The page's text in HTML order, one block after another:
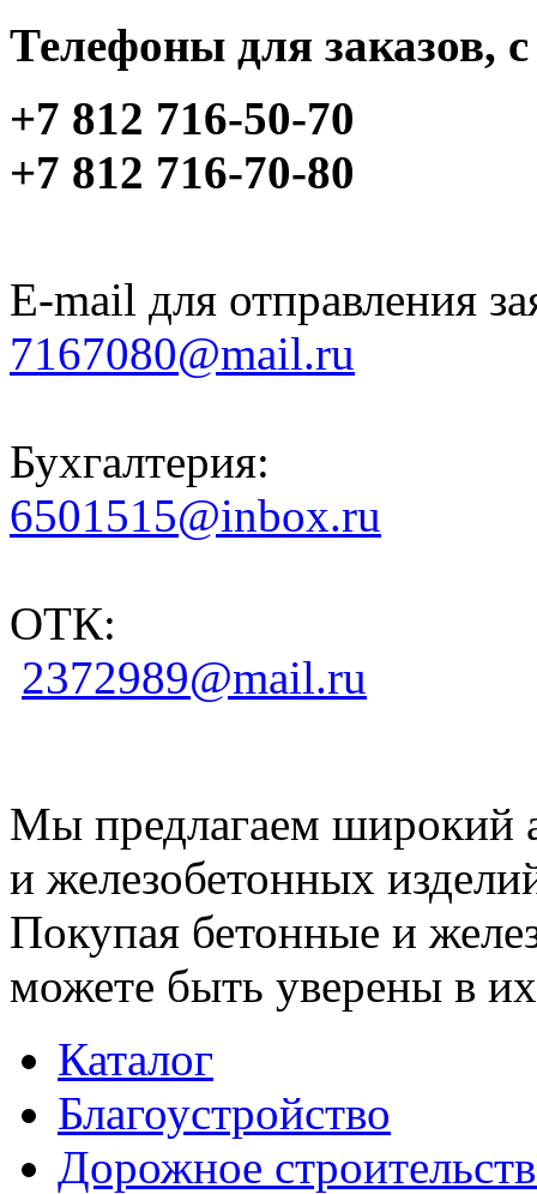
Телефоны для заказов,
+7 812 716-50-70
+7 812 716-70-80
E-mail для отправления
7167080@mail.ru
Бухгалтерия:
6501515@inbox.ru
ОТК:
2372989@mail.ru
Мы предлагаем широкий
и железобетонных
Покупая бетонные и
можете быть уверены в их
Каталог
Благоустройство
Дорожное